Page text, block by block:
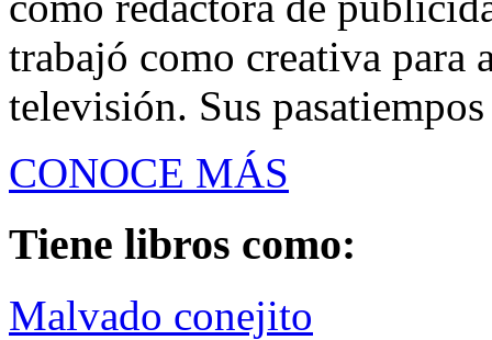
trabajó como creativa para
televisión. Sus
CONOCE MÁS
Tiene libros como:
Malvado conejito